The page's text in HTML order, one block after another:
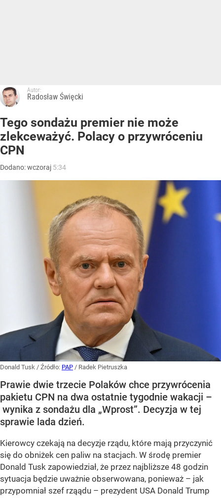
Autor:
Radosław Święcki
Tego sondażu premier nie może
zlekceważyć. Polacy o przywróceniu
CPN
Dodano:wczoraj 5:34
Donald Tusk / Źródło: PAP / Radek Pietruszka
Prawie dwie trzecie Polaków chce przywrócenia
pakietu CPN na dwa ostatnie tygodnie wakacji –
wynika z sondażu dla „Wprost”. Decyzja w tej
sprawie lada dzień.
Kierowcy czekają na decyzje rządu, które mają przyczynić
się do obniżek cen paliw na stacjach. W środę premier
Donald Tusk zapowiedział, że przez najbliższe 48 godzin
sytuacja będzie uważnie obserwowana, ponieważ – jak
przypomniał szef rząądu – prezydent USA Donald Trump